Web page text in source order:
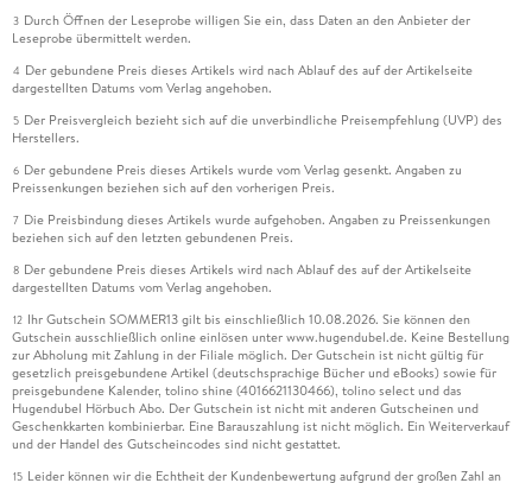
3 Durch Öffnen der Leseprobe willigen Sie ein, dass Daten an den Anbieter der
Leseprobe übermittelt werden.
4 Der gebundene Preis dieses Artikels wird nach Ablauf des auf der Artikelseite
dargestellten Datums vom Verlag angehoben.
5 Der Preisvergleich bezieht sich auf die unverbindliche Preisempfehlung (UVP) des
Herstellers.
6 Der gebundene Preis dieses Artikels wurde vom Verlag gesenkt. Angaben zu
Preissenkungen beziehen sich auf den vorherigen Preis.
7 Die Preisbindung dieses Artikels wurde aufgehoben. Angaben zu Preissenkungen
beziehen sich auf den letzten gebundenen Preis.
8 Der gebundene Preis dieses Artikels wird nach Ablauf des auf der Artikelseite
dargestellten Datums vom Verlag angehoben.
12 Ihr Gutschein SOMMER13 gilt bis einschließlich 10.08.2026. Sie können den
Gutschein ausschließlich online einlösen unter www.hugendubel.de. Keine Bestellung
zur Abholung mit Zahlung in der Filiale möglich. Der Gutschein ist nicht gültig für
gesetzlich preisgebundene Artikel (deutschsprachige Bücher und eBooks) sowie für
preisgebundene Kalender, tolino shine (4016621130466), tolino select und das
Hugendubel Hörbuch Abo. Der Gutschein ist nicht mit anderen Gutscheinen und
Geschenkkarten kombinierbar. Eine Barauszahlung ist nicht möglich. Ein Weiterverkauf
und der Handel des Gutscheincodes sind nicht gestattet.
15 Leider können wir die Echtheit der Kundenbewertung aufgrund der großen Zahl an